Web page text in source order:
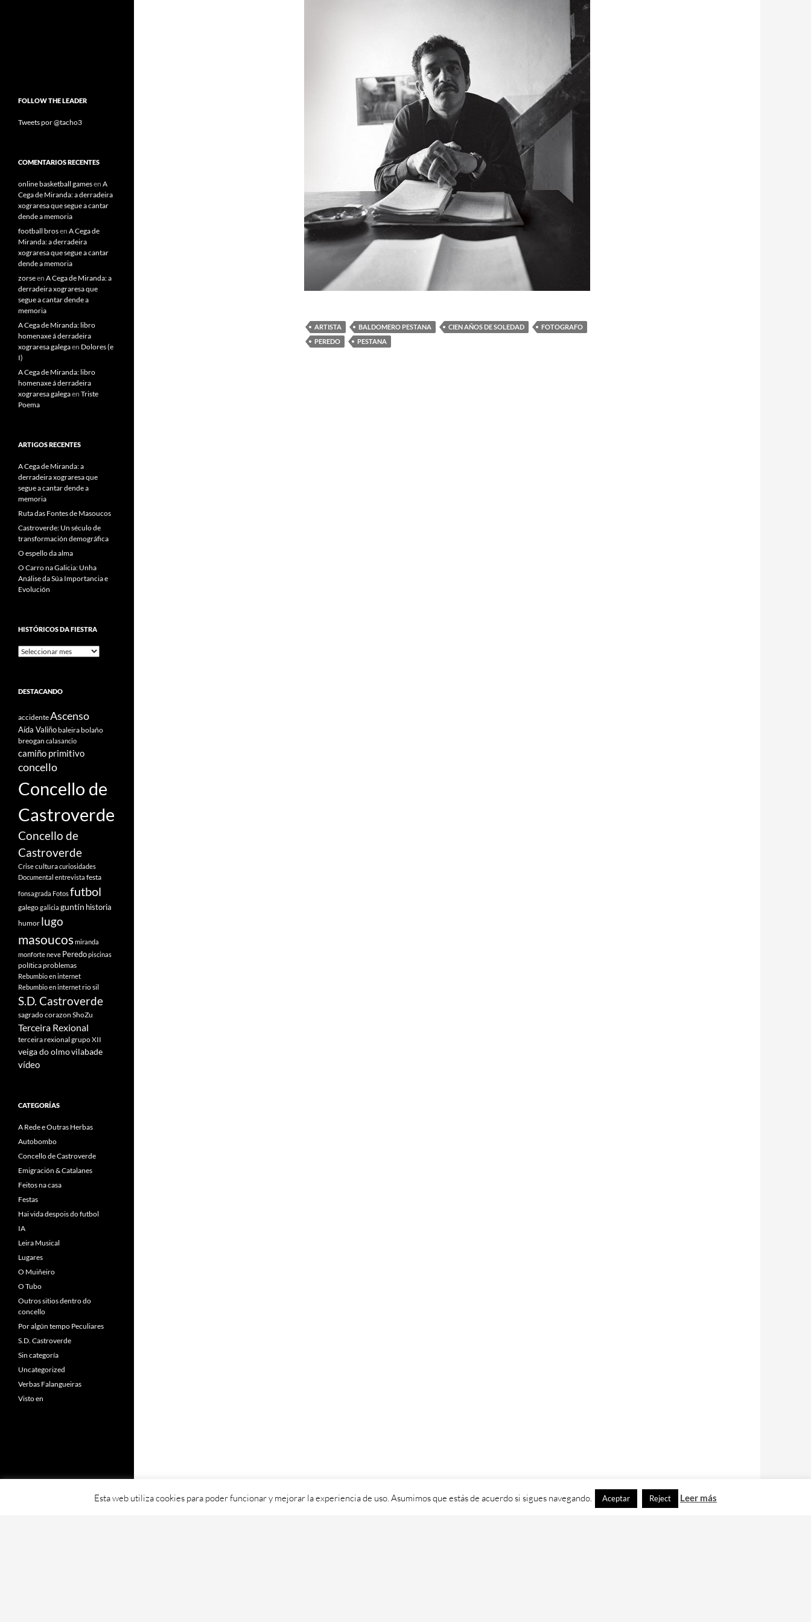
ARTISTA BALDOMERO PESTANA CIEN AÑOS DE SOLEDAD
FOTOGRAFO
PEREDO
PESTANA
FOLLOW THE LEADER
Tweets por @tacho3
COMENTARIOS RECENTES
online basketball gamesen A
Cega de Miranda: a derradeira
xograresa que segue a cantar
dende a memoria
football brosen A Cega de
Miranda: a derradeira
xograresa que segue a cantar
dende a memoria
zorseen A Cega de Miranda: a
derradeira xograresa que
segue a cantar dende a
memoria
A Cega de Miranda: libro
homenaxe á derradeira
xograresa galegaen Dolores (e
I)
A Cega de Miranda: libro
homenaxe á derradeira
xograresa galegaen Triste
Poema
ARTIGOS RECENTES
A Cega de Miranda: a
derradeira xograresa que
segue a cantar dende a
memoria
Ruta das Fontes de Masoucos
Castroverde: Un século de
transformación demográfica
O espello da alma
O Carro na Galicia: Unha
Análise da Súa Importancia e
Evolución
HISTÓRICOS DA FIESTRA
Históricos
DESTACANDO
accidenteAscenso
Aída Valiñobaleirabolaño
breogan calasancio
camiño primitivo
concello
Concello de
Castroverde
Concello de
Castroverde
Criseculturacuriosidades
Documental entrevista festa
fonsagrada Fotosfutbol
galegogalicia guntín historia
humor lugo
masoucosmiranda
monforteneve Peredopiscinas
políticaproblemas
Rebumbio en internet
Rebumbio en internetrio sil
S.D. Castroverde
sagrado corazon ShoZu
Terceira Rexional
terceira rexional grupo XII
veiga do olmovilabade
vídeo
CATEGORÍAS
A Rede e Outras Herbas
Autobombo
Concello de Castroverde
Emigración & Catalanes
Feitos na casa
Festas
Hai vida despois do futbol
IA
Leira Musical
Lugares
O Muiñeiro
O Tubo
Outros sitios dentro do
concello
Por algún tempo Peculiares
S.D. Castroverde
Sin categoría
Uncategorized
Verbas Falangueiras
Visto en
Esta web utiliza cookies para poder funcionar y mejorar la experiencia de uso. Asumimos que estás de acuerdo si sigues navegando. Aceptar Reject Leer más